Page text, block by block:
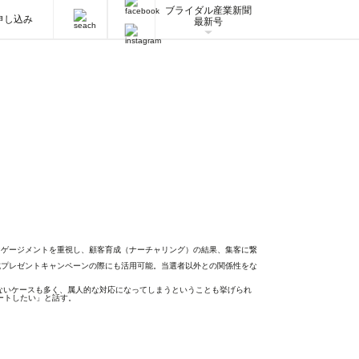
し込み
ブライダル産業新聞
最新号
ジメントを重視し、顧客育成（ナーチャリング）の結果、集客に繋
ゼントキャンペーンの際にも活用可能。当選者以外との関係性をな
ケースも多く、属人的な対応になってしまうということも挙げられ
したい」と話す。